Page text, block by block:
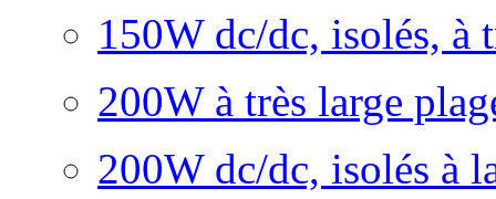
150W dc/dc, isolés, à
200W à très large
200W dc/dc, isolés à